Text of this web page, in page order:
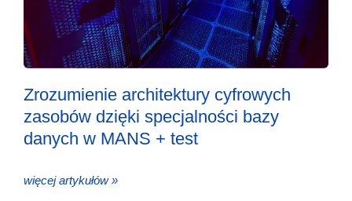
Zrozumienie architektury cyfrowych
zasobów dzięki specjalności bazy
danych w MANS + test
więcej artykułów »